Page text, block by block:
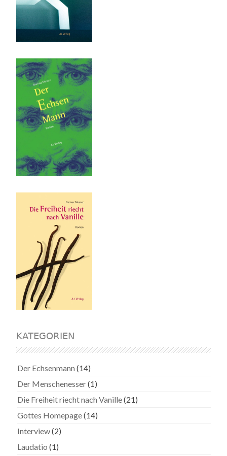
KATEGORIEN
Der Echsenmann (14)
Der Menschenesser(1)
Die Freiheit riecht nach Vanille(21)
Gottes Homepage(14)
Interview(2)
Laudatio (1)